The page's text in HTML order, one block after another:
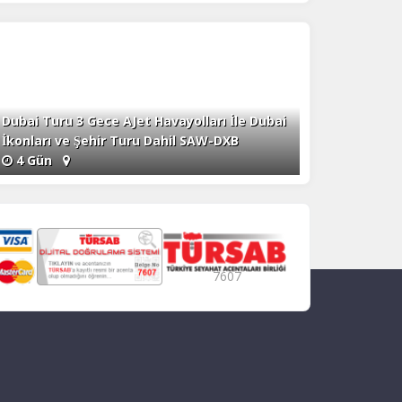
Dubai Turu 3 Gece AJet Havayolları İle Dubai
İkonları ve Şehir Turu Dahil SAW-DXB
4 Gün
7607